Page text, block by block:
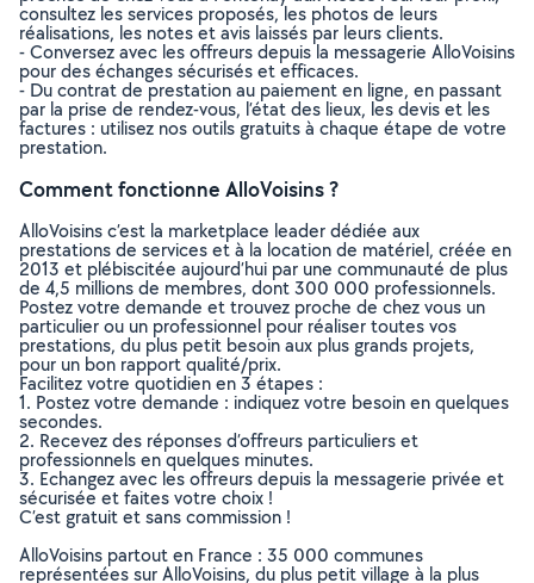
consultez les services proposés, les photos de leurs
réalisations, les notes et avis laissés par leurs clients.
- Conversez avec les offreurs depuis la messagerie AlloVoisins
pour des échanges sécurisés et efficaces.
- Du contrat de prestation au paiement en ligne, en passant
par la prise de rendez-vous, l’état des lieux, les devis et les
factures : utilisez nos outils gratuits à chaque étape de votre
prestation.
Comment fonctionne AlloVoisins ?
AlloVoisins c’est la marketplace leader dédiée aux
prestations de services et à la location de matériel, créée en
2013 et plébiscitée aujourd’hui par une communauté de plus
de 4,5 millions de membres, dont 300 000 professionnels.
Postez votre demande et trouvez proche de chez vous un
particulier ou un professionnel pour réaliser toutes vos
prestations, du plus petit besoin aux plus grands projets,
pour un bon rapport qualité/prix.
Facilitez votre quotidien en 3 étapes :
1. Postez votre demande : indiquez votre besoin en quelques
secondes.
2. Recevez des réponses d’offreurs particuliers et
professionnels en quelques minutes.
3. Echangez avec les offreurs depuis la messagerie privée et
sécurisée et faites votre choix !
C’est gratuit et sans commission !
AlloVoisins partout en France : 35 000 communes
représentées sur AlloVoisins, du plus petit village à la plus